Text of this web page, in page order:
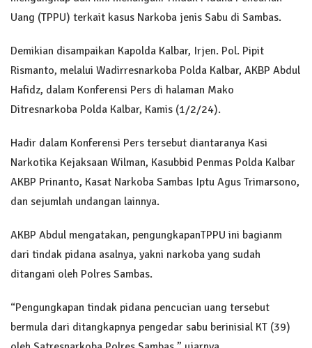
Uang (TPPU) terkait kasus Narkoba jenis Sabu di Sambas.
Demikian disampaikan Kapolda Kalbar, Irjen. Pol. Pipit
Rismanto, melalui Wadirresnarkoba Polda Kalbar, AKBP Abdul
Hafidz, dalam Konferensi Pers di halaman Mako
Ditresnarkoba Polda Kalbar, Kamis (1/2/24).
Hadir dalam Konferensi Pers tersebut diantaranya Kasi
Narkotika Kejaksaan Wilman, Kasubbid Penmas Polda Kalbar
AKBP Prinanto, Kasat Narkoba Sambas Iptu Agus Trimarsono,
dan sejumlah undangan lainnya.
AKBP Abdul mengatakan, pengungkapanTPPU ini bagianm
dari tindak pidana asalnya, yakni narkoba yang sudah
ditangani oleh Polres Sambas.
“Pengungkapan tindak pidana pencucian uang tersebut
bermula dari ditangkapnya pengedar sabu berinisial KT (39)